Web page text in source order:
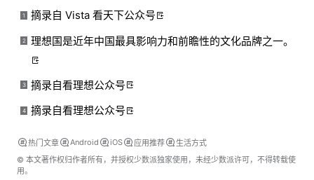
1 摘录自 Vista 看天下公众号
2 理想国是近年中国最具影响力和前瞻性的文化品牌之一。
3 摘录自看理想公众号
4 摘录自看理想公众号
热门文章 Android iOS 应用推荐
生活方式
© 本文著作权归作者所有，并授权少数派独家使用，未经少数派许可，不得转载使
用。